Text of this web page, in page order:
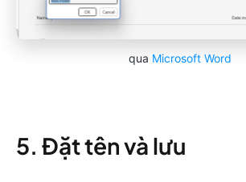
qua Microsoft Word
5. Đặt tên và lưu